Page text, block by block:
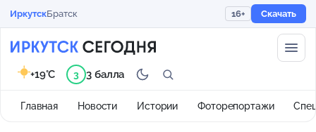
ИркутскБратск 16+ Скачать
Главная Новости Истории Фоторепортажи
+19°C 3 3 балла